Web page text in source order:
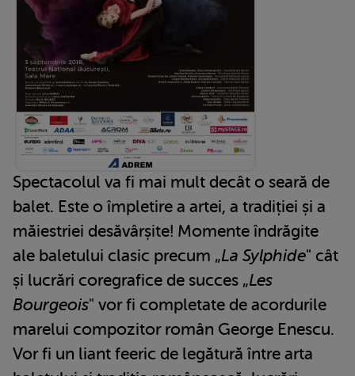
Spectacolul va fi mai mult decât o seară de
balet. Este o împletire a artei, a tradiției și a
măiestriei desăvârșite! Momente îndrăgite
ale baletului clasic precum „La Sylphide" cât
și lucrări coregrafice de succes „Les
Bourgeois" vor fi completate de acordurile
marelui compozitor român George Enescu.
Vor fi un liant feeric de legătură între arta